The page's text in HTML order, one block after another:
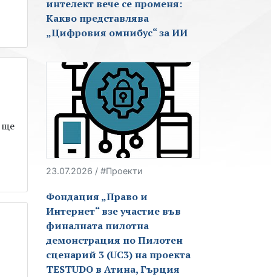
ще
интелект вече се променя:
Какво представлява
„Цифровия омнибус“ за ИИ
23.07.2026 / #Проекти
Фондация „Право и
Интернет“ взе участие във
финалната пилотна
демонстрация по Пилотен
сценарий 3 (UC3) на проекта
TESTUDO в Атина, Гърция